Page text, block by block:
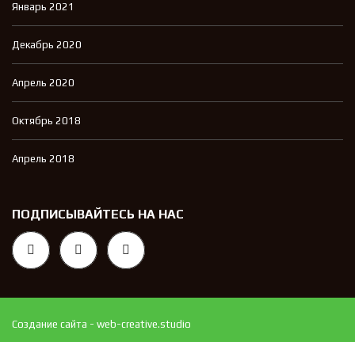
Январь 2021
Декабрь 2020
Апрель 2020
Октябрь 2018
Апрель 2018
ПОДПИСЫВАЙТЕСЬ НА НАС
Создание сайта - web-creative.studio